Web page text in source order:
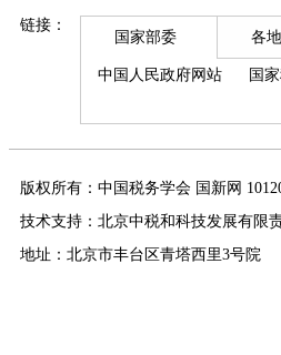
链接：
国家部委 各
中国人民政府网站 国
版权所有：中国税务学会 国新网
技术支持：北京中税和科技发展有限
地址：北京市丰台区青塔西里3号院